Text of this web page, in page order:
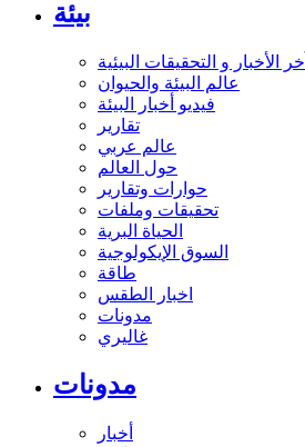
بيئة
آخر الأخبار و التحقيقات البيئية
عالم البيئة والحيوان
فيديو أخبار البيئة
تقارير
عالم عربي
حول العالم
حوارات وتقارير
تحقيقات وملفات
الحياة البرية
السوق الإيكولوجية
طاقة
اخبار الطقس
مدونات
غاليري
مدونات
أخبار